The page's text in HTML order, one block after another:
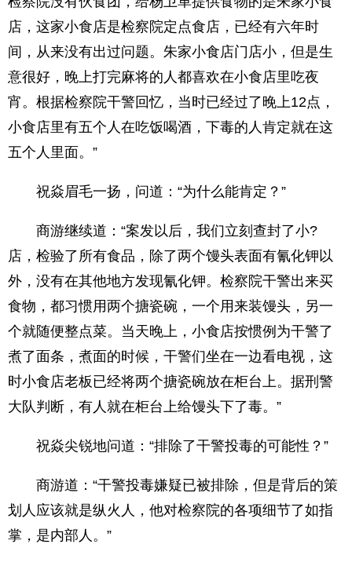
店，这家小食店是检察院定点食店，已经有六年时
间，从来没有出过问题。朱家小食店门店小，但是生
意很好，晚上打完麻将的人都喜欢在小食店里吃夜
宵。根据检察院干警回忆，当时已经过了晚上12点，
小食店里有五个人在吃饭喝酒，下毒的人肯定就在这
五个人里面。”
祝焱眉毛一扬，问道：“为什么能肯定？”
商游继续道：“案发以后，我们立刻查封了小?
店，检验了所有食品，除了两个馒头表面有氰化钾以
外，没有在其他地方发现氰化钾。检察院干警出来买
食物，都习惯用两个搪瓷碗，一个用来装馒头，另一
个就随便整点菜。当天晚上，小食店按惯例为干警了
煮了面条，煮面的时候，干警们坐在一边看电视，这
时小食店老板已经将两个搪瓷碗放在柜台上。据刑警
大队判断，有人就在柜台上给馒头下了毒。”
祝焱尖锐地问道：“排除了干警投毒的可能性？”
商游道：“干警投毒嫌疑已被排除，但是背后的策
划人应该就是纵火人，他对检察院的各项细节了如指
掌，是内部人。”